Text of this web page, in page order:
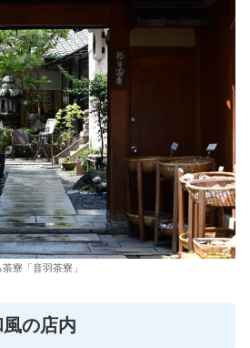
寮「音羽茶寮」
の店内